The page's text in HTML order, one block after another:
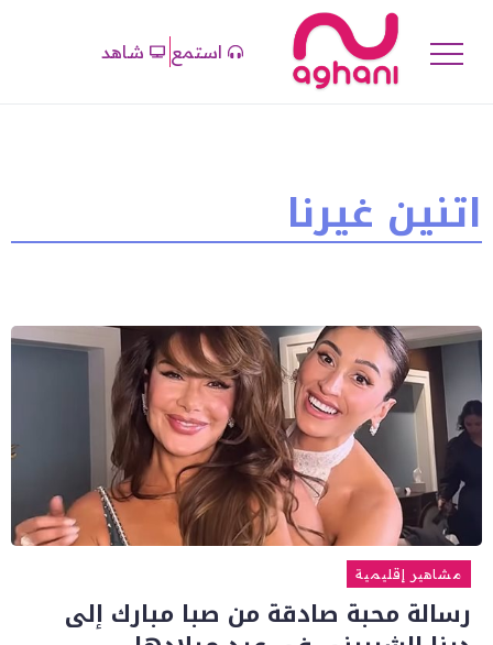
استمع شاهد
اتنين غيرنا
مشاهير إقليمية
رسالة محبة صادقة من صبا مبارك إلى